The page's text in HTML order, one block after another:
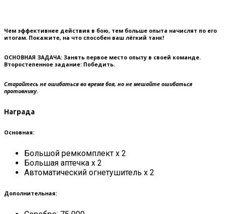
Чем эффективнее действия в бою, тем больше опыта начислят по его
итогам. Покажите, на что способен ваш лёгкий танк!
ОСНОВНАЯ ЗАДАЧА: Занять первое место опыту в своей команде.
Второстепенное задание: Победить.
Старайтесь не ошибаться во время боя, но не мешайте ошибаться
противнику.
Награда
Основная:
Большой ремкомплект x 2
Большая аптечка x 2
Автоматический огнетушитель x 2
Дополнительная: